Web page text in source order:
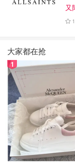
又
大家都在抢
1